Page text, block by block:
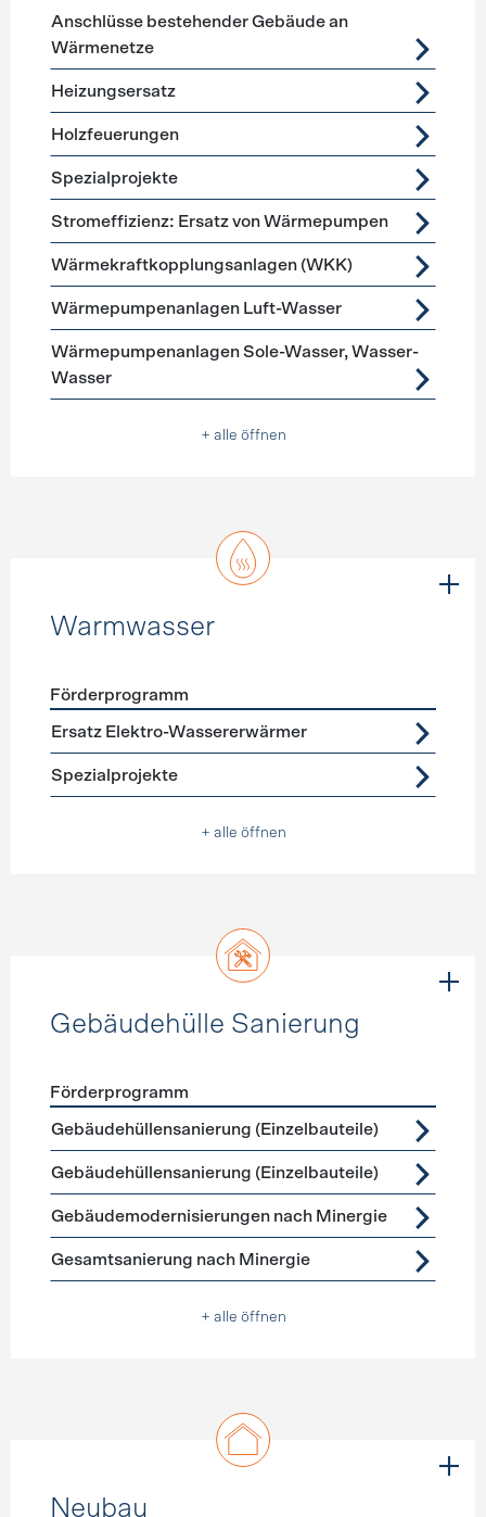
Anschlüsse bestehender Gebäude an
Wärmenetze
Heizungsersatz
Holzfeuerungen
Spezialprojekte
Stromeffizienz: Ersatz von Wärmepumpen
Wärmekraftkopplungsanlagen (WKK)
Wärmepumpenanlagen Luft-Wasser
Wärmepumpenanlagen Sole-Wasser, Wasser-
Wasser
+ alle öffnen
Warmwasser
Förderprogramme Warmwasser
Förderprogramm
Ersatz Elektro-Wassererwärmer
Spezialprojekte
+ alle öffnen
Gebäudehülle Sanierung
Förderprogramme Gebäudehülle Sanierung
Förderprogramm
Gebäudehüllensanierung (Einzelbauteile)
Gebäudehüllensanierung (Einzelbauteile)
Gebäudemodernisierungen nach Minergie
Gesamtsanierung nach Minergie
+ alle öffnen
Neubau